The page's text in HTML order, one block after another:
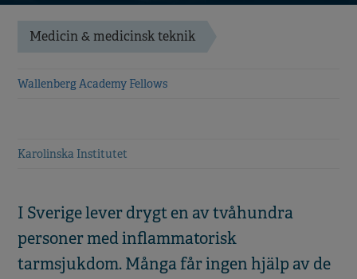
Medicin & medicinsk teknik
Wallenberg Academy Fellows
Karolinska Institutet
I Sverige lever drygt en av tvåhundra
personer med inflammatorisk
tarmsjukdom. Många får ingen hjälp av de